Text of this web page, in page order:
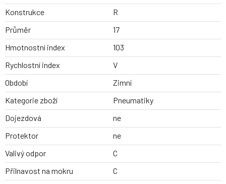
Konstrukce
R
Průměr
17
Hmotnostní index
103
Rychlostní index
V
Období
Zimní
Kategorie zboží
Pneumatiky
Dojezdová
ne
Protektor
ne
Valivý odpor
C
Přilnavost na mokru
C